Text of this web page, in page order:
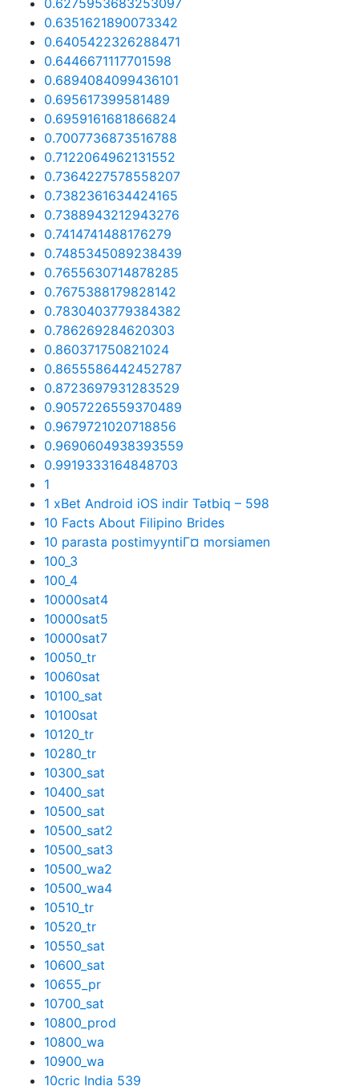
0.6275953683253097
0.6351621890073342
0.6405422326288471
0.6446671117701598
0.6894084099436101
0.695617399581489
0.6959161681866824
0.7007736873516788
0.7122064962131552
0.7364227578558207
0.7382361634424165
0.7388943212943276
0.7414741488176279
0.7485345089238439
0.7655630714878285
0.7675388179828142
0.7830403779384382
0.786269284620303
0.860371750821024
0.8655586442452787
0.8723697931283529
0.9057226559370489
0.9679721020718856
0.9690604938393559
0.9919333164848703
1
1 xBet Android iOS indir Tətbiq – 598
10 Facts About Filipino Brides
10 parasta postimyyntiГ¤ morsiamen
100_3
100_4
10000sat4
10000sat5
10000sat7
10050_tr
10060sat
10100_sat
10100sat
10120_tr
10280_tr
10300_sat
10400_sat
10500_sat
10500_sat2
10500_sat3
10500_wa2
10500_wa4
10510_tr
10520_tr
10550_sat
10600_sat
10655_pr
10700_sat
10800_prod
10800_wa
10900_wa
10cric India 539